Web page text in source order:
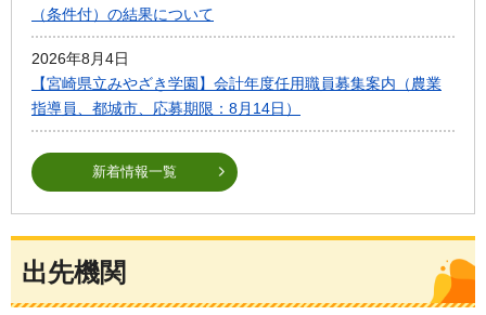
（条件付）の結果について
2026年8月4日
【宮崎県立みやざき学園】会計年度任用職員募集案内（農業
指導員、都城市、応募期限：8月14日）
新着情報一覧
出先機関